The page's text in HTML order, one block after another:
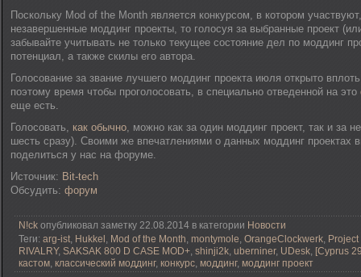
Поскольку Mod of the Month является конкурсом, в котором
незавершенные моддинг проекты, то голосуя за выбранные проект
забывайте учитывать не только текущее состояние дел по моддинг
потенциал, а также скилы его автора.
Голосование за звание лучшего моддинг проекта июля открыто
поэтому время чтобы проголосовать, в специально отведенной на это
еще есть.
Голосовать, как обычно, можно как за один моддинг проект, так и за
шесть сразу). Своими же впечатлениями о данных моддинг проектах
поделиться у нас на форуме.
Источник: Bit-tech
Обсудить: форум
N!ck опубликовал заметку 22.08.2014 в категории Новости
Теги: arg-ist, Hukkel , Mod of the Month, montymole, OrangeClockwerk,
RIVALRY, SAKSAK 800 D CASE MOD+, shinji2k, uberniner, UDesk, [Cyprus
кастом, классический моддинг, конкурс, моддинг, моддинг проект